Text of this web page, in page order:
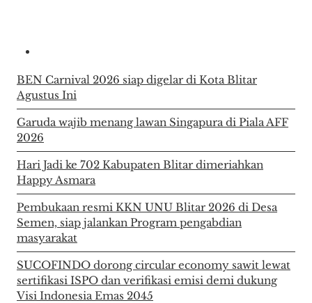
BEN Carnival 2026 siap digelar di Kota Blitar
Agustus Ini
Garuda wajib menang lawan Singapura di Piala AFF
2026
Hari Jadi ke 702 Kabupaten Blitar dimeriahkan
Happy Asmara
Pembukaan resmi KKN UNU Blitar 2026 di Desa
Semen, siap jalankan Program pengabdian
masyarakat
SUCOFINDO dorong circular economy sawit lewat
sertifikasi ISPO dan verifikasi emisi demi dukung
Visi Indonesia Emas 2045